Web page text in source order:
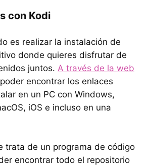
con Kodi
es realizar la instalación de
donde quieres disfrutar de
juntos. A través de la web
encontrar los enlaces
en un PC con Windows,
iOS e incluso en una
trata de un programa de código
encontrar todo el repositorio